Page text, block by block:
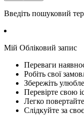
Введіть пошуковий
Мій Обліковий запис
Переваги
Робіть свої
Збережіть
Перевірте свою
Легко
Слідкуйте за